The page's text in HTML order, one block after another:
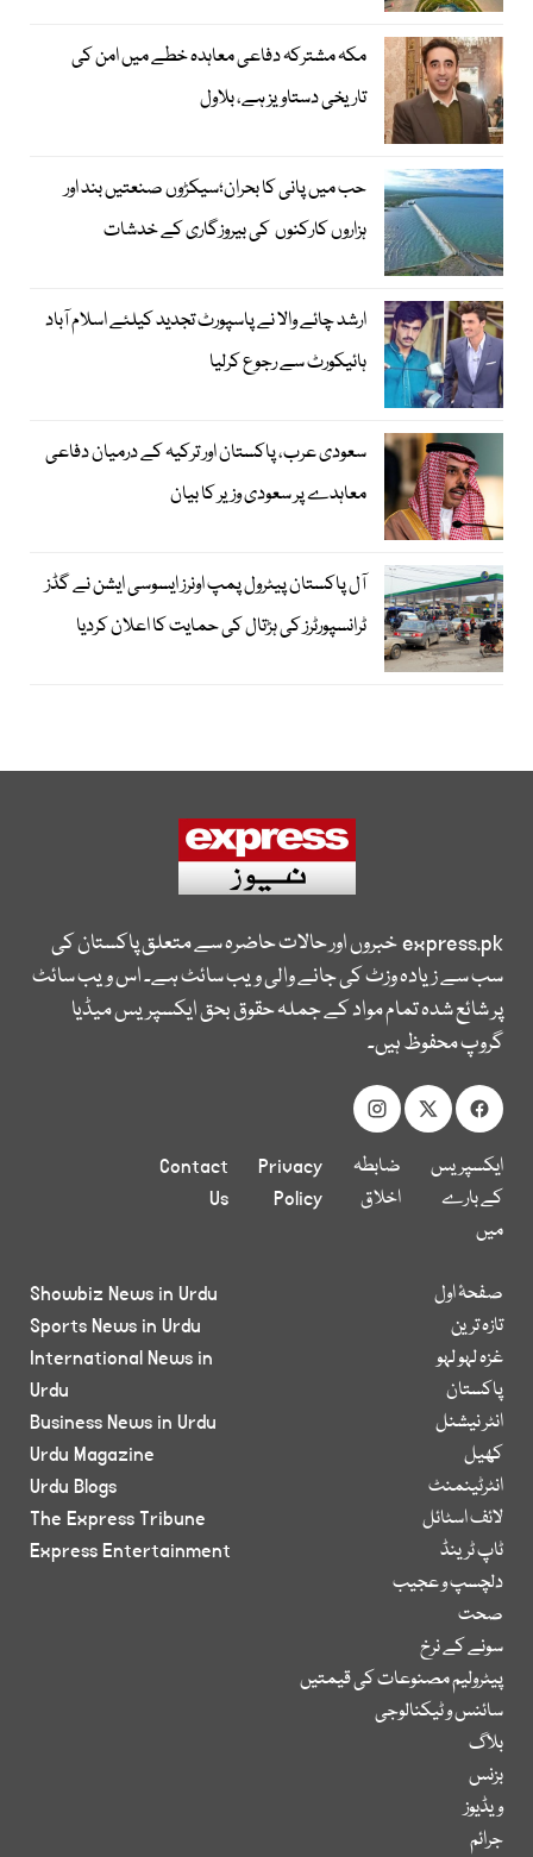
مکہ مشترکہ دفاعی معاہدہ خطے میں امن کی
تاریخی دستاویز ہے، بلاول
حب میں پانی کا بحران؛سیکڑوں صنعتیں بند اور
ہزاروں کارکنوں کی بیروزگاری کے خدشات
ارشد چائے والا نے پاسپورٹ تجدید کیلئے اسلام آباد
ہائیکورٹ سے رجوع کرلیا
سعودی عرب، پاکستان اور ترکیہ کے درمیان دفاعی
معاہدے پر سعودی وزیر کا بیان
آل پاکستان پیٹرول پمپ اونرز ایسوسی ایشن نے گڈز
ٹرانسپورٹرز کی ہڑتال کی حمایت کا اعلان کردیا
express.pkخبروں اور حالات حاضرہ سے متعلق پاکستان کی
سب سے زیادہ وزٹ کی جانے والی ویب سائٹ ہے۔ اس ویب سائٹ
پر شائع شدہ تمام مواد کے جملہ حقوق بحق ایکسپریس میڈیا
گروپ محفوظ ہیں۔
ایکسپریس
کے بارے
میں
ضابطہ
اخلاق
Privacy
Policy
Contact
Us
صفحۂ اول
تازہ ترین
غزہ لہو لہو
پاکستان
انٹر نیشنل
کھیل
انٹرٹینمنٹ
لائف اسٹائل
ٹاپ ٹرینڈ
دلچسپ و عجیب
صحت
سونے کے نرخ
پیٹرولیم مصنوعات کی قیمتیں
سائنس و ٹیکنالوجی
بلاگ
بزنس
ویڈیوز
جرائم
Showbiz News in Urdu
Sports News in Urdu
International News in
Urdu
Business News in Urdu
Urdu Magazine
Urdu Blogs
The Express Tribune
Express Entertainment